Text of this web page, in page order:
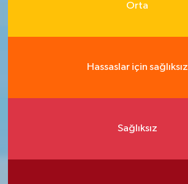
Orta
Hassaslar için sağlıksız
Sağlıksız